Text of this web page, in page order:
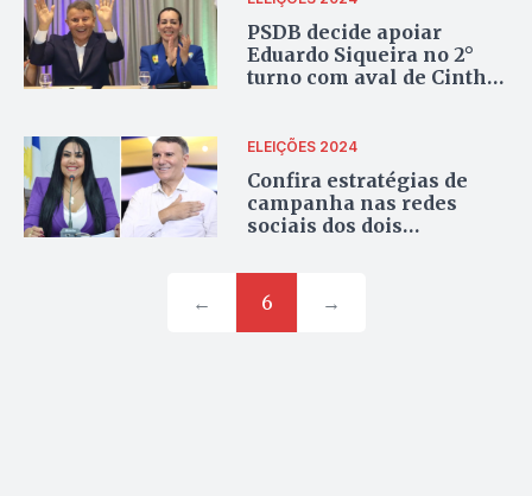
PSDB decide apoiar
Eduardo Siqueira no 2°
turno com aval de Cinthia
ELEIÇÕES 2024
Confira estratégias de
campanha nas redes
sociais dos dois
turno em Palmas
←
6 →